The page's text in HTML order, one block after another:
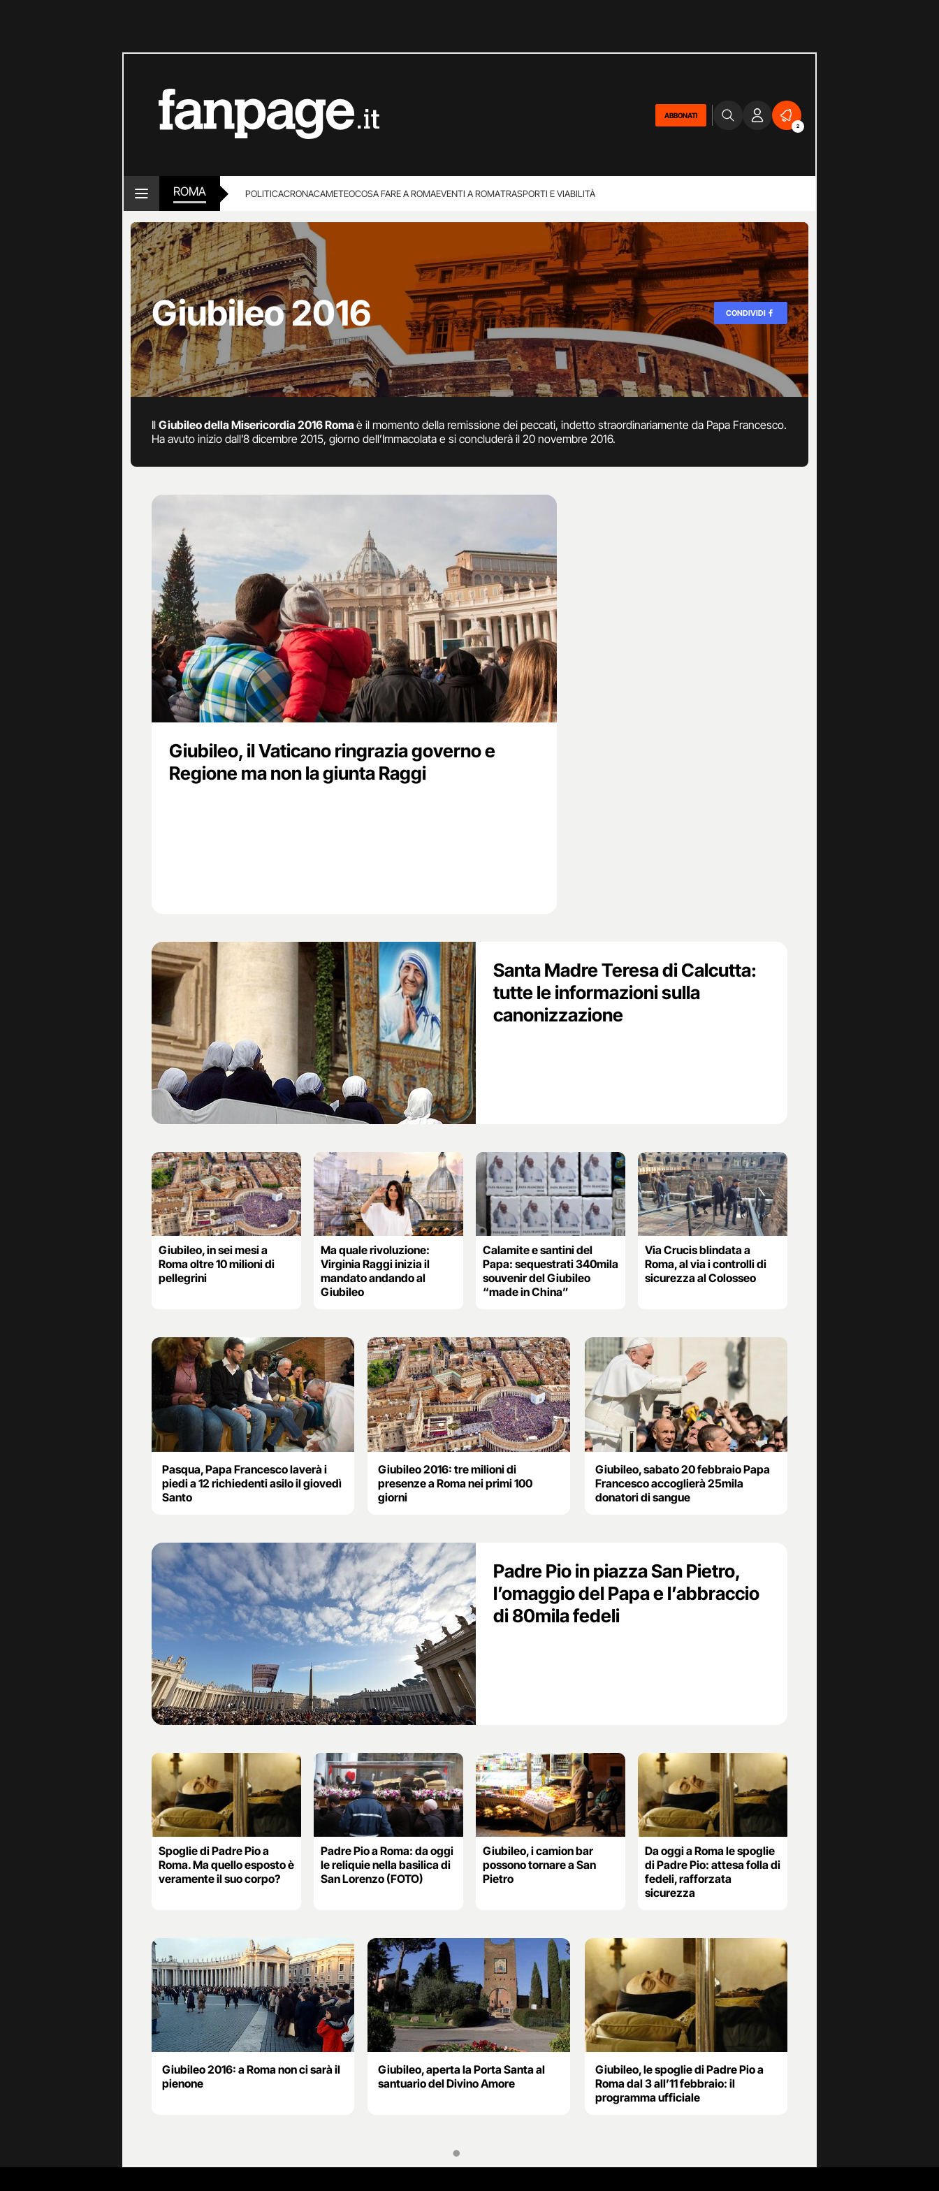
ABBONATI
2
ROMA POLITICACRONACAMETEOCOSA FARE A ROMAEVENTI A ROMATRASPORTI E VIABILITÀ
Giubileo 2016 CONDIVIDI
Il Giubileo della Misericordia 2016 Romaè il momento della remissione dei peccati, indetto straordinariamente da Papa Francesco.
Ha avuto inizio dall’8 dicembre 2015, giorno dell’Immacolata e si concluderà il 20 novembre 2016.
Giubileo, il Vaticano ringrazia governo e
Regione ma non la giunta Raggi
Santa Madre Teresa di Calcutta:
tutte le informazioni sulla
canonizzazione
Giubileo, in sei mesi a
Roma oltre 10 milioni di
pellegrini
Ma quale rivoluzione:
Virginia Raggi inizia il
mandato andando al
Giubileo
Calamite e santini del
Papa: sequestrati 340mila
souvenir del Giubileo
“made in China”
Via Crucis blindata a
Roma, al via i controlli di
sicurezza al Colosseo
Pasqua, Papa Francesco laverà i
piedi a 12 richiedenti asilo il giovedì
Santo
Giubileo 2016: tre milioni di
presenze a Roma nei primi 100
giorni
Giubileo, sabato 20 febbraio Papa
Francesco accoglierà 25mila
donatori di sangue
Padre Pio in piazza San Pietro,
l’omaggio del Papa e l’abbraccio
di 80mila fedeli
Spoglie di Padre Pio a
Roma. Ma quello esposto è
veramente il suo corpo?
Padre Pio a Roma: da oggi
le reliquie nella basilica di
San Lorenzo (FOTO)
Giubileo, i camion bar
possono tornare a San
Pietro
Da oggi a Roma le spoglie
di Padre Pio: attesa folla di
fedeli, rafforzata
sicurezza
Giubileo 2016: a Roma non ci sarà il
pienone
Giubileo, aperta la Porta Santa al
santuario del Divino Amore
Giubileo, le spoglie di Padre Pio a
Roma dal 3 all’11 febbraio: il
programma ufficiale